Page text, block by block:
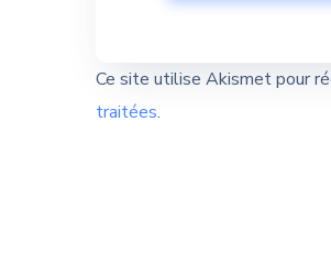
Ce site utilise Akismet pour
traitées.